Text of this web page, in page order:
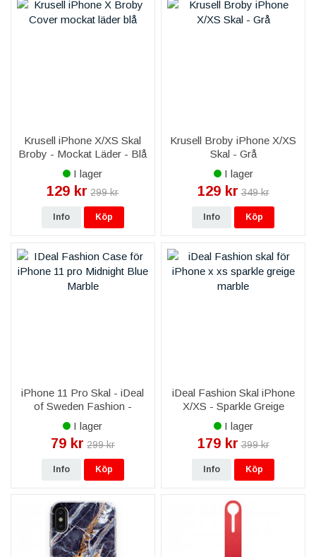
Krusell iPhone X/XS Skal
Broby - Mockat Läder - Blå
I lager
129 kr 299 kr
Info Köp
Krusell Broby iPhone X/XS
Skal - Grå
I lager
129 kr 349 kr
Info Köp
iPhone 11 Pro Skal - iDeal
of Sweden Fashion -
Midnight Blue Marble
I lager
79 kr 299 kr
Info Köp
iDeal Fashion Skal iPhone
X/XS - Sparkle Greige
Marble
I lager
179 kr 399 kr
Info Köp